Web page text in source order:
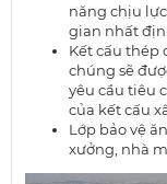
năng chịu
gian nhất
Kết cấu thép
chúng sẽ
yêu cầu tiêu
của kết cấu
Lớp bảo vệ
xưởng, nhà